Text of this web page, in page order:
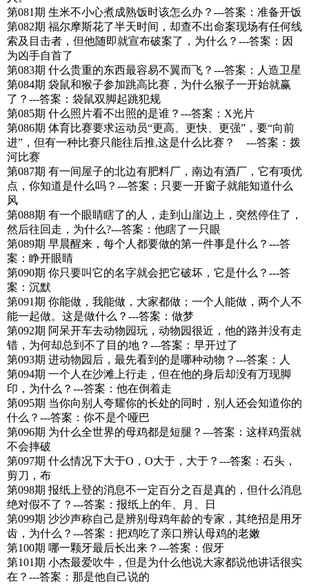
第081期 生米不小心煮成熟饭时该怎么办？---答案：准备开饭
第082期 福尔摩斯花了半天时间，却查不出命案现场有任何线
索及目击者，但他随即就宣布破案了，为什么？---答案：因
为凶手自首了
第083期 什么贵重的东西最容易不翼而飞？---答案：人造卫星
第084期 袋鼠和猴子参加跳高比赛，为什么猴子一开始就赢
了？---答案：袋鼠双脚起跳犯规
第085期 什么照片看不出照的是谁？---答案：X光片
第086期 体育比赛要求运动员“更高、更快、更强”，要“向前
进”，但有一种比赛只能往后推,这是什么比赛？ ---答案：拨
河比赛
第087期 有一间屋子的北边有肥料厂，南边有酒厂，它有项优
点，你知道是什么吗？---答案：只要一开窗子就能知道什么
风
第088期 有一个眼睛瞎了的人，走到山崖边上，突然停住了，
然后往回走，为什么?---答案：他瞎了一只眼
第089期 早晨醒来，每个人都要做的第一件事是什么？---答
案：睁开眼睛
第090期 你只要叫它的名字就会把它破坏，它是什么？---答
案：沉默
第091期 你能做，我能做，大家都做；一个人能做，两个人不
能一起做。这是做什么？---答案：做梦
第092期 阿呆开车去动物园玩，动物园很近，他的路并没有走
错，为何却总到不了目的地？---答案：早开过了
第093期 进动物园后，最先看到的是哪种动物？---答案：人
第094期 一个人在沙滩上行走，但在他的身后却没有万现脚
印，为什么？---答案：他在倒着走
第095期 当你向别人夸耀你的长处的同时，别人还会知道你的
什么？---答案：你不是个哑巴
第096期 为什么全世界的母鸡都是短腿？---答案：这样鸡蛋就
不会摔破
第097期 什么情况下大于O，O大于，大于？---答案：石头，
剪刀，布
第098期 报纸上登的消息不一定百分之百是真的，但什么消息
绝对假不了？---答案：报纸上的年、月、日
第099期 沙沙声称自己是辨别母鸡年龄的专家，其绝招是用牙
齿，为什么？---答案：把鸡吃了亲口辨认母鸡的老嫩
第100期 哪一颗牙最后长出来？---答案：假牙
第101期 小杰最爱吹牛，但是为什么他说大家都说他讲话很实
在？---答案：那是他自己说的